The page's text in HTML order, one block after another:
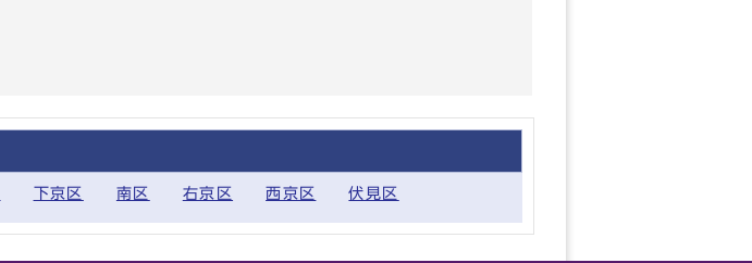
下京区 南区 右京区 西京区 伏見区